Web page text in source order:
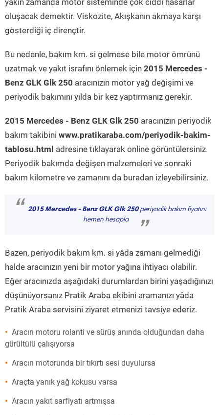
yakın zamanda motor sisteminde çok ciddi hasarlar
oluşacak demektir. Viskozite, Akışkanın akmaya karşı
gösterdiği iç dirençtir.
Bu nedenle, bakım km. si gelmese bile motor ömrünü
uzatmak ve yakıt israfını önlemek için 2015 Mercedes -
Benz GLK Glk 250 aracınızın motor yağ değişimi ve
periyodik bakımını yılda bir kez yaptırmanız gerekir.
2015 Mercedes - Benz GLK Glk 250 aracınızın periyodik
bakım takibini www.pratikaraba.com/periyodik-bakim-
tablosu.html adresine tıklayarak online görüntülersiniz.
Periyodik bakımda değişen malzemeleri ve sonraki
bakım kilometre ve zamanını da buradan izleyebilirsiniz.
“ 2015 Mercedes - Benz GLK Glk 250periyodik bakım fiyatını
hemen hesapla
”
Bazen, periyodik bakım km. si yâda zamanı gelmediği
halde aracınızın yeni bir motor yağına ihtiyacı olabilir.
Eğer aracınızda aşağıdaki durumlardan birini yaşadığınızı
düşünüyorsanız Pratik Araba ekibini aramanızı yâda
Pratik Araba servisini ziyaret etmenizi tavsiye ederiz.
Aracın motoru rolanti ve sürüş anında olduğundan daha
gürültülü çalışıyorsa
Aracın motorunda bir tıkırtı sesi duyulursa
Araçta yanık yağ kokusu varsa
Aracın yakıt sarfiyatı artmışsa